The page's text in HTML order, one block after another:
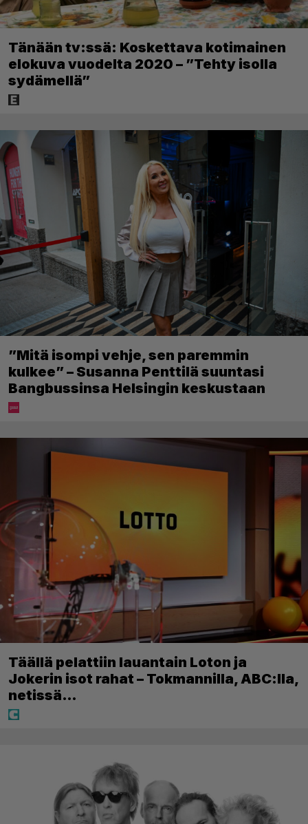
Tänään tv:ssä: Koskettava kotimainen
elokuva vuodelta 2020 – ”Tehty isolla
sydämellä”
”Mitä isompi vehje, sen paremmin
kulkee” – Susanna Penttilä suuntasi
Bangbussinsa Helsingin keskustaan
Täällä pelattiin lauantain Loton ja
Jokerin isot rahat – Tokmannilla, ABC:lla,
netissä…